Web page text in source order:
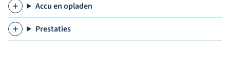
Accu en opladen
Prestaties